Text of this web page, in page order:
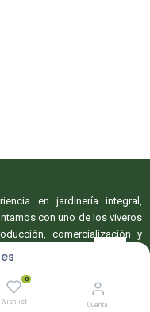
0
Wishlist Cuenta
en jardinería integral,
con uno de los viveros
comercialización y
y paisajismo.